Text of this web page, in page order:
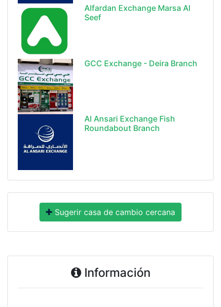
Alfardan Exchange Marsa Al
Seef
GCC Exchange - Deira Branch
Al Ansari Exchange Fish
Roundabout Branch
Sugerir casa de cambio cercana
Información